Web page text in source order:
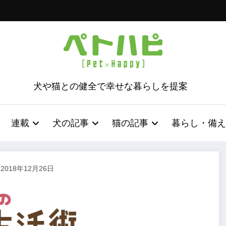
犬や猫との健全で幸せな暮らしを提案
連載 犬の記事 猫の記事 暮らし・備え
2018年12月26日